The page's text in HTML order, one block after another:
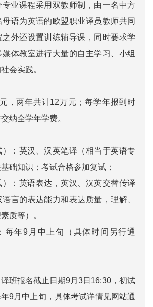
专业课程采用双教师制，由一名中方
语为英语的欧盟职业译员教师共同
外还设置训练辅导课，同时要求学
体教室进行大量的自主学习、小组
会实践。
，两年共计12万元；每学年报到时
纳全学年学费。
：英汉、汉英笔译（相当于英语专
础知识；考试合格参加复试；
：英语表达，英汉、汉英交替传译
语言的表达能力和表达质量，理解、
质等）。
每年9月中上旬（具体时间另行通
班报名截止日期9月3日16:30，初试
9月中上旬，具体考试详情见网站通